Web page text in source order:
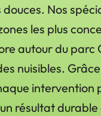
Nos
les plus
autour du
nuisibles.
intervention
résultat durable